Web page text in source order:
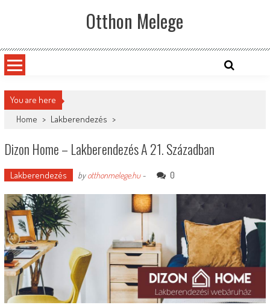
Otthon Melege
You are here
Home > Lakberendezés >
Dizon Home – Lakberendezés A 21. Században
Lakberendezés byotthonmelege.hu- 0